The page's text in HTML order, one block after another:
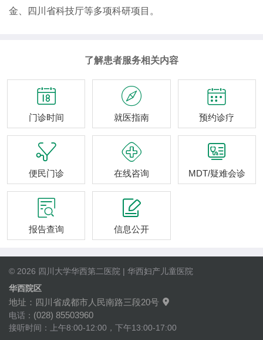
金、四川省科技厅等多项科研项目。
了解患者服务相关内容

门诊时间

就医指南

预约诊疗

便民门诊

在线咨询

MDT/疑难会诊

报告查询

信息公开
© 2026 四川大学华西第二医院 | 华西妇产儿童医院
华西院区
地址：四川省成都市人民南路三段20号 
电话： (028) 85503960
接听时间：上午8:00-12:00，下午13:00-17:00